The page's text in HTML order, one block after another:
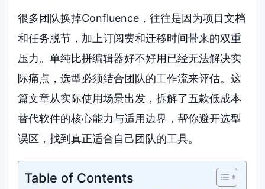
很多团队换掉Confluence，往往是因为项目文档
和任务脱节，加上订阅费和迁移时间带来的双重
压力。单纯比拼编辑器好不好用已经无法解决实
际痛点，选型必须结合团队的工作流来评估。这
篇文章从实际使用场景出发，拆解了五款低成本
替代软件的核心能力与适用边界，帮你避开选型
误区，找到真正适合自己团队的工具。
Table of Contents